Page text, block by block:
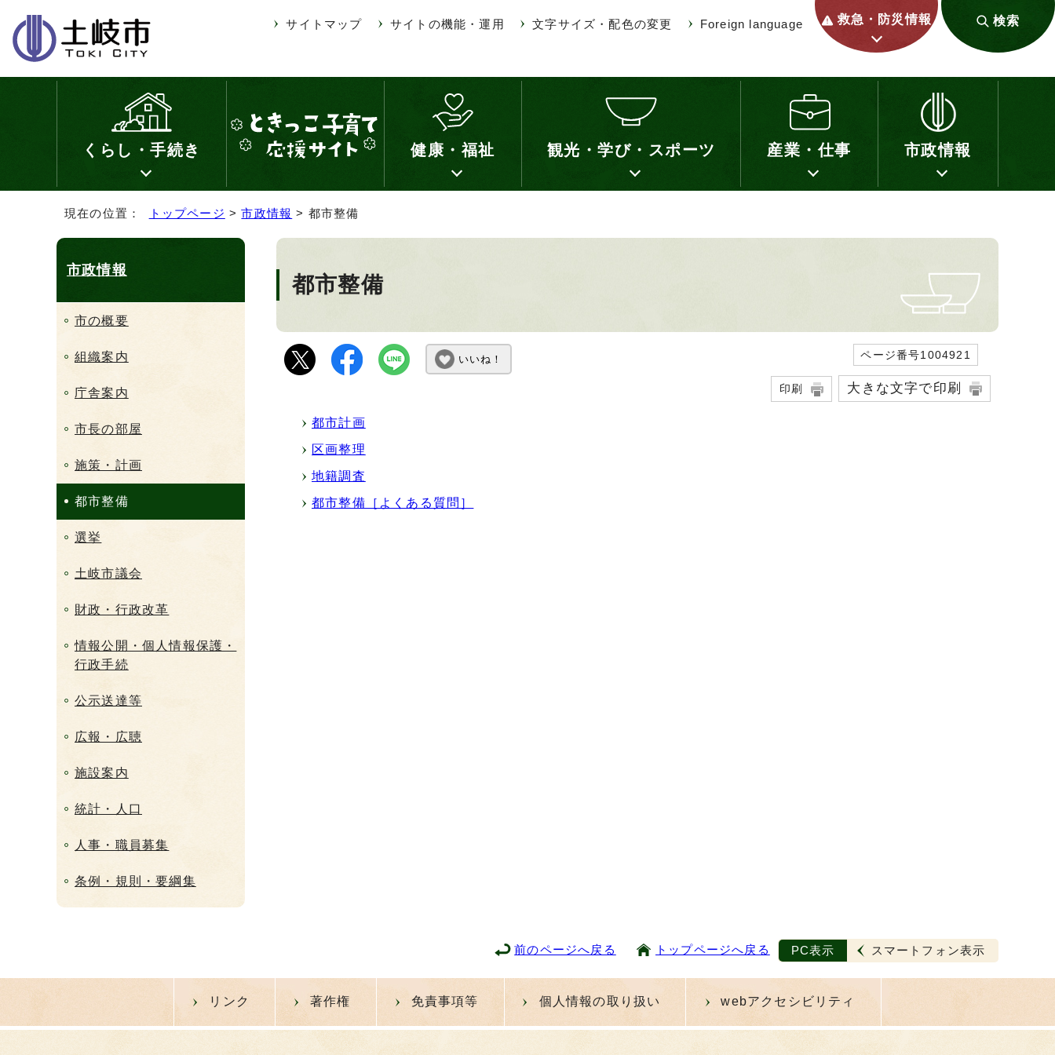
サイトマップ サイトの機能・運用 文字サイズ・配色の変更 Foreign language 救急・防災情報 検索
くらし・手続き 健康・福祉 観光・学び・スポーツ 産業・仕事 市政情報
現在の位置： トップページ >市政情報 > 都市整備
都市整備
いいね！ ページ番号1004921
印刷 大きな文字で印刷
都市計画
区画整理
地籍調査
都市整備［よくある質問］
市政情報
市の概要
組織案内
庁舎案内
市長の部屋
施策・計画
都市整備
選挙
土岐市議会
財政・行政改革
情報公開・個人情報保護・
行政手続
公示送達等
広報・広聴
施設案内
統計・人口
人事・職員募集
条例・規則・要綱集
前のページへ戻る トップページへ戻る PC表示 スマートフォン表示
リンク 著作権 免責事項等 個人情報の取り扱い webアクセシビリティ